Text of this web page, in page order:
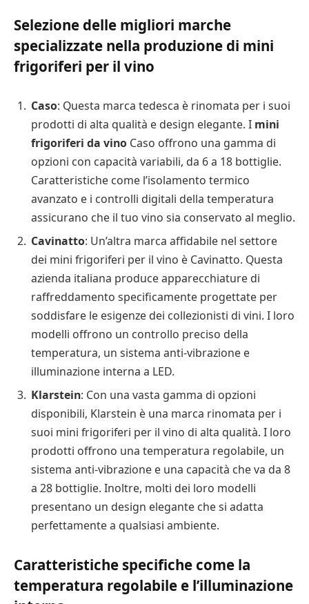
Selezione delle migliori marche
specializzate nella produzione di mini
frigoriferi per il vino
Caso: Questa marca tedesca è rinomata per i suoi
prodotti di alta qualità e design elegante. I mini
frigoriferi da vino Caso offrono una gamma di
opzioni con capacità variabili, da 6 a 18 bottiglie.
Caratteristiche come l’isolamento termico
avanzato e i controlli digitali della temperatura
assicurano che il tuo vino sia conservato al meglio.
Cavinatto: Un’altra marca affidabile nel settore
dei mini frigoriferi per il vino è Cavinatto. Questa
azienda italiana produce apparecchiature di
raffreddamento specificamente progettate per
soddisfare le esigenze dei collezionisti di vini. I loro
modelli offrono un controllo preciso della
temperatura, un sistema anti-vibrazione e
illuminazione interna a LED.
Klarstein: Con una vasta gamma di opzioni
disponibili, Klarstein è una marca rinomata per i
suoi mini frigoriferi per il vino di alta qualità. I loro
prodotti offrono una temperatura regolabile, un
sistema anti-vibrazione e una capacità che va da 8
a 28 bottiglie. Inoltre, molti dei loro modelli
presentano un design elegante che si adatta
perfettamente a qualsiasi ambiente.
Caratteristiche specifiche come la
temperatura regolabile e l’illuminazione